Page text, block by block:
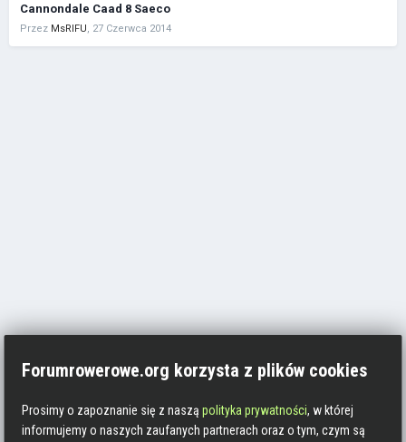
Cannondale Caad 8 Saeco
Przez MsRIFU 27 Czerwca 2014
Forumrowerowe.org korzysta z plików cookies
Prosimy o zapoznanie się z nasząpolityka prywatności, w której
informujemy o naszych zaufanych partnerach oraz o tym, czym są